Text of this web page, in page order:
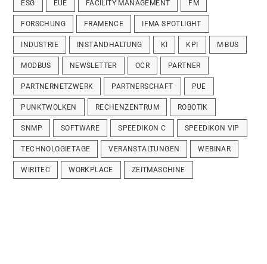
ESG EUE FACILITY MANAGEMENT FM
FORSCHUNG FRAMENCE IFMA SPOTLIGHT
INDUSTRIE INSTANDHALTUNG KI KPI M-BUS
MODBUS NEWSLETTER OCR PARTNER
PARTNERNETZWERK PARTNERSCHAFT PUE
PUNKTWOLKEN RECHENZENTRUM ROBOTIK
SNMP SOFTWARE SPEEDIKON C SPEEDIKON VIP
TECHNOLOGIETAGE VERANSTALTUNGEN WEBINAR
WIRITEC WORKPLACE ZEITMASCHINE